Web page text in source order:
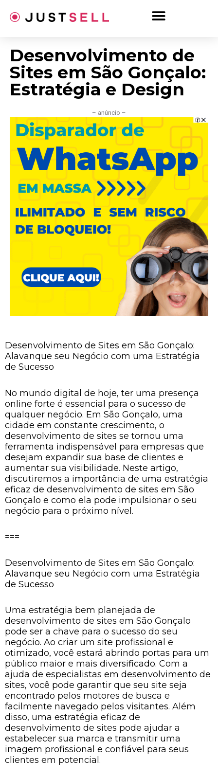
para
Desenvolvimento de
Sites em São Gonçalo:
Estratégia e Design
– anúncio –
Desenvolvimento de Sites em São Gonçalo:
Alavanque seu Negócio com uma Estratégia
de Sucesso
No mundo digital de hoje, ter uma presença
online forte é essencial para o sucesso de
qualquer negócio. Em São Gonçalo, uma
cidade em constante crescimento, o
desenvolvimento de sites se tornou uma
ferramenta indispensável para empresas que
desejam expandir sua base de clientes e
aumentar sua visibilidade. Neste artigo,
discutiremos a importância de uma estratégia
eficaz de desenvolvimento de sites em São
Gonçalo e como ela pode impulsionar o seu
negócio para o próximo nível.
===
Desenvolvimento de Sites em São Gonçalo:
Alavanque seu Negócio com uma Estratégia
de Sucesso
Uma estratégia bem planejada de
desenvolvimento de sites em São Gonçalo
pode ser a chave para o sucesso do seu
negócio. Ao criar um site profissional e
otimizado, você estará abrindo portas para um
público maior e mais diversificado. Com a
ajuda de especialistas em desenvolvimento de
sites, você pode garantir que seu site seja
encontrado pelos motores de busca e
facilmente navegado pelos visitantes. Além
disso, uma estratégia eficaz de
desenvolvimento de sites pode ajudar a
estabelecer sua marca e transmitir uma
imagem profissional e confiável para seus
clientes em potencial.